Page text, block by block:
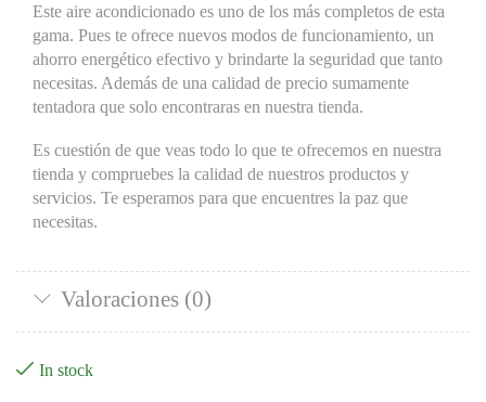
Este aire acondicionado es uno de los más completos de esta
gama. Pues te ofrece nuevos modos de funcionamiento, un
ahorro energético efectivo y brindarte la seguridad que tanto
necesitas. Además de una calidad de precio sumamente
tentadora que solo encontraras en nuestra tienda.
Es cuestión de que veas todo lo que te ofrecemos en nuestra
tienda y compruebes la calidad de nuestros productos y
servicios. Te esperamos para que encuentres la paz que
necesitas.
Valoraciones (0)
In stock